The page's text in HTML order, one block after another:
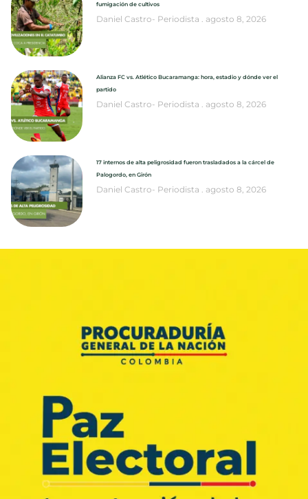
fumigación de cultivos
Daniel Castro- Periodista agosto 8, 2026
Alianza FC vs. Atlético Bucaramanga: hora, estadio y dónde ver el
partido
Daniel Castro- Periodista agosto 8, 2026
17 internos de alta peligrosidad fueron trasladados a la cárcel de
Palogordo, en Girón
Daniel Castro- Periodista agosto 8, 2026